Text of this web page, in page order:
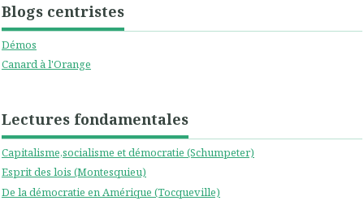
Blogs centristes
Démos
Canard à l'Orange
Lectures fondamentales
Capitalisme,socialisme et démocratie (Schumpeter)
Esprit des lois (Montesquieu)
De la démocratie en Amérique (Tocqueville)